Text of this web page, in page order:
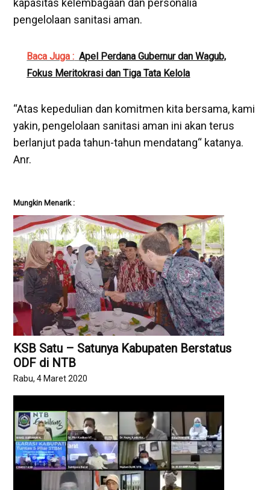
kapasitas kelembagaan dan personalia
pengelolaan sanitasi aman.
Baca Juga : Apel Perdana Gubernur dan Wagub,
Fokus Meritokrasi dan Tiga Tata Kelola
“Atas kepedulian dan komitmen kita bersama, kami
yakin, pengelolaan sanitasi aman ini akan terus
berlanjut pada tahun-tahun mendatang“ katanya.
Anr.
Mungkin Menarik :
KSB Satu – Satunya Kabupaten Berstatus
ODF di NTB
Rabu, 4 Maret 2020